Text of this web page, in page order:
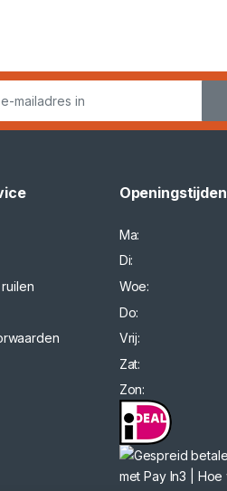
Openingstijden
Ma:
Di:
Woe:
Do:
Vrij:
Zat:
Zon: